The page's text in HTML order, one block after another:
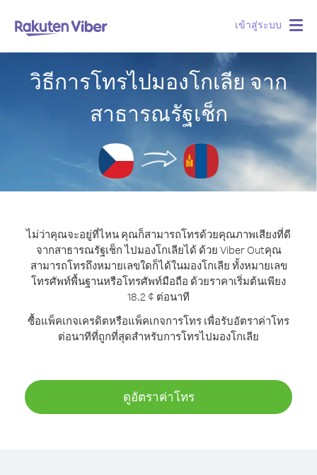
เข้าสู่ระบบ
วิธีการโทรไปมองโกเลีย จาก
สาธารณรัฐเช็ก
ไม่ว่าคุณจะอยู่ที่ไหน คุณก็สามารถโทรด้วยคุณภาพเสียงที่ดี
จากสาธารณรัฐเช็ก ไปมองโกเลียได้ ด้วย Viber Outคุณ
สามารถโทรถึงหมายเลขใดก็ได้ในมองโกเลีย ทั้งหมายเลข
โทรศัพท์พื้นฐานหรือโทรศัพท์มือถือ ด้วยราคาเริ่มต้นเพียง
18.2 ¢ ต่อนาที
ซื้อแพ็คเกจเครดิตหรือแพ็คเกจการโทร เพื่อรับอัตราค่าโทร
ต่อนาทีที่ถูกที่สุดสำหรับการโทรไปมองโกเลีย
ดูอัตราค่าโทร